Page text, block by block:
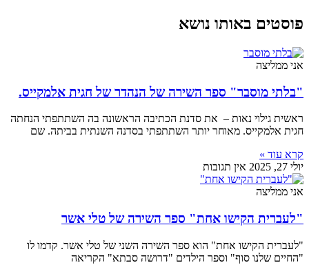
פוסטים באותו נושא
אני ממליצה
"בלתי מוסבר" ספר השירה של הנהדר של חגית אלמקייס.
ראשית גילוי נאות – את סדנת הכתיבה הראשונה בה השתתפתי הנחתה
חגית אלמקייס. מאוחר יותר השתתפתי בסדנה השנתית בביתה. שם
קרא עוד »
יולי 27, 2025
אין תגובות
אני ממליצה
"לעברית הקישו אחת" ספר השירה של טלי אשר
"לעברית הקישו אחת" הוא ספר השירה השני של טלי אשר. קדמו לו
"החיים שלנו סוף" וספר הילדים "דרושה סבתא" הקריאה